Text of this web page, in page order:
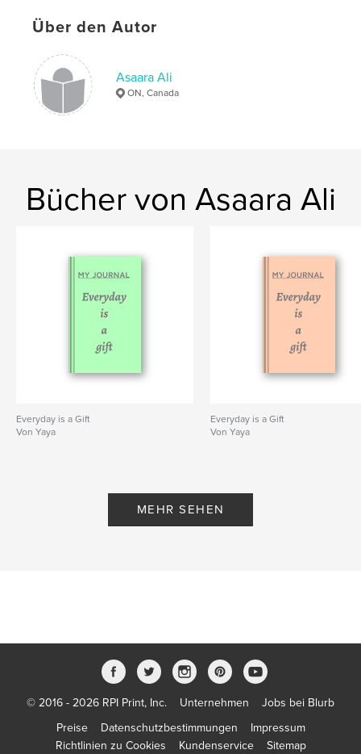
SpracheEnglish
Schlüsselwörter
thankfulness , gratitude
journal
Über den Autor
Asaara Ali
ON, Canada
Bücher von Asaara Ali
Everyday is a Gift
Von Yaya
Everyday is a Gift
Von Yaya
MEHR SEHEN
© 2016 - 2026 RPI Print, Inc. Unternehmen
Jobs bei Blurb
Preise
Datenschutzbestimmungen
Impressum
Richtlinien zu Cookies
Kundenservice Sitemap